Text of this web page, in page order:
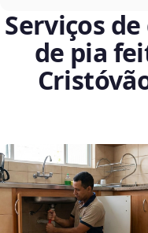
Serviços
de pia